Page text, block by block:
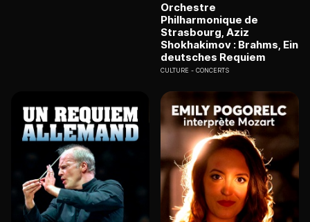
Orchestre
Philharmonique de
Strasbourg, Aziz
Shokhakimov : Brahms, Ein
deutsches Requiem
CULTURE CONCERTS